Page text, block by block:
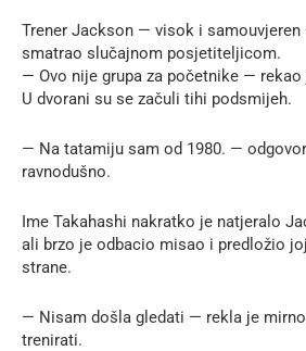
Trener Jackson — visok i
smatrao slučajnom posjetiteljicom.
— Ovo nije grupa za početnike —
U dvorani su se začuli tihi podsmijeh.
— Na tatamiju sam od 1980. —
ravnodušno.
Ime Takahashi nakratko je natjeralo
ali brzo je odbacio misao i predložio
strane.
— Nisam došla gledati — rekla je
trenirati.